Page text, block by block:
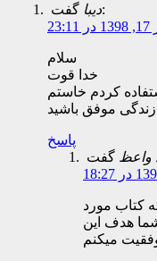
دیباگفت:
سلام
خدا قوت
کردم خاستم
پاسخ
واعظ
کتاب مورد
هدف این